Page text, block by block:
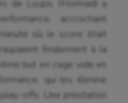
de Loups, l’Hormadi a
accrochant
où le score était
finalement à la
but en cage vide en
qui les élimine
offs. Une prestation